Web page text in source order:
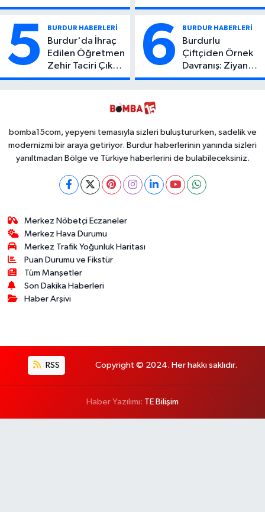
Atıcı Genç Yaşta
Kaza: 1 Ölü, 2
5 BURDUR HABERLERİ
Burdur'da İhraç
Edilen Öğretmen
Zehir Taciri Çıktı:
Binlerce
6 BURDUR HABERLERİ
Burdurlu
Çiftçiden Örnek
Davranış: Ziyan
Olmasın Diye
Toplayabilecek
bomba15com, yepyeni temasıyla sizleri buluştururken, sadelik ve
modernizmi bir araya getiriyor. Burdur haberlerinin yanında sizleri
yanıltmadan Bölge ve Türkiye haberlerini de bulabileceksiniz.
Merkez Nöbetçi Eczaneler
Merkez Hava Durumu
Merkez Trafik Yoğunluk Haritası
Puan Durumu ve Fikstür
Tüm Manşetler
Son Dakika Haberleri
Haber Arşivi
RSS Copyright © 2024. Her hakkı saklıdır.
Haber Yazılımı: TE Bilişim